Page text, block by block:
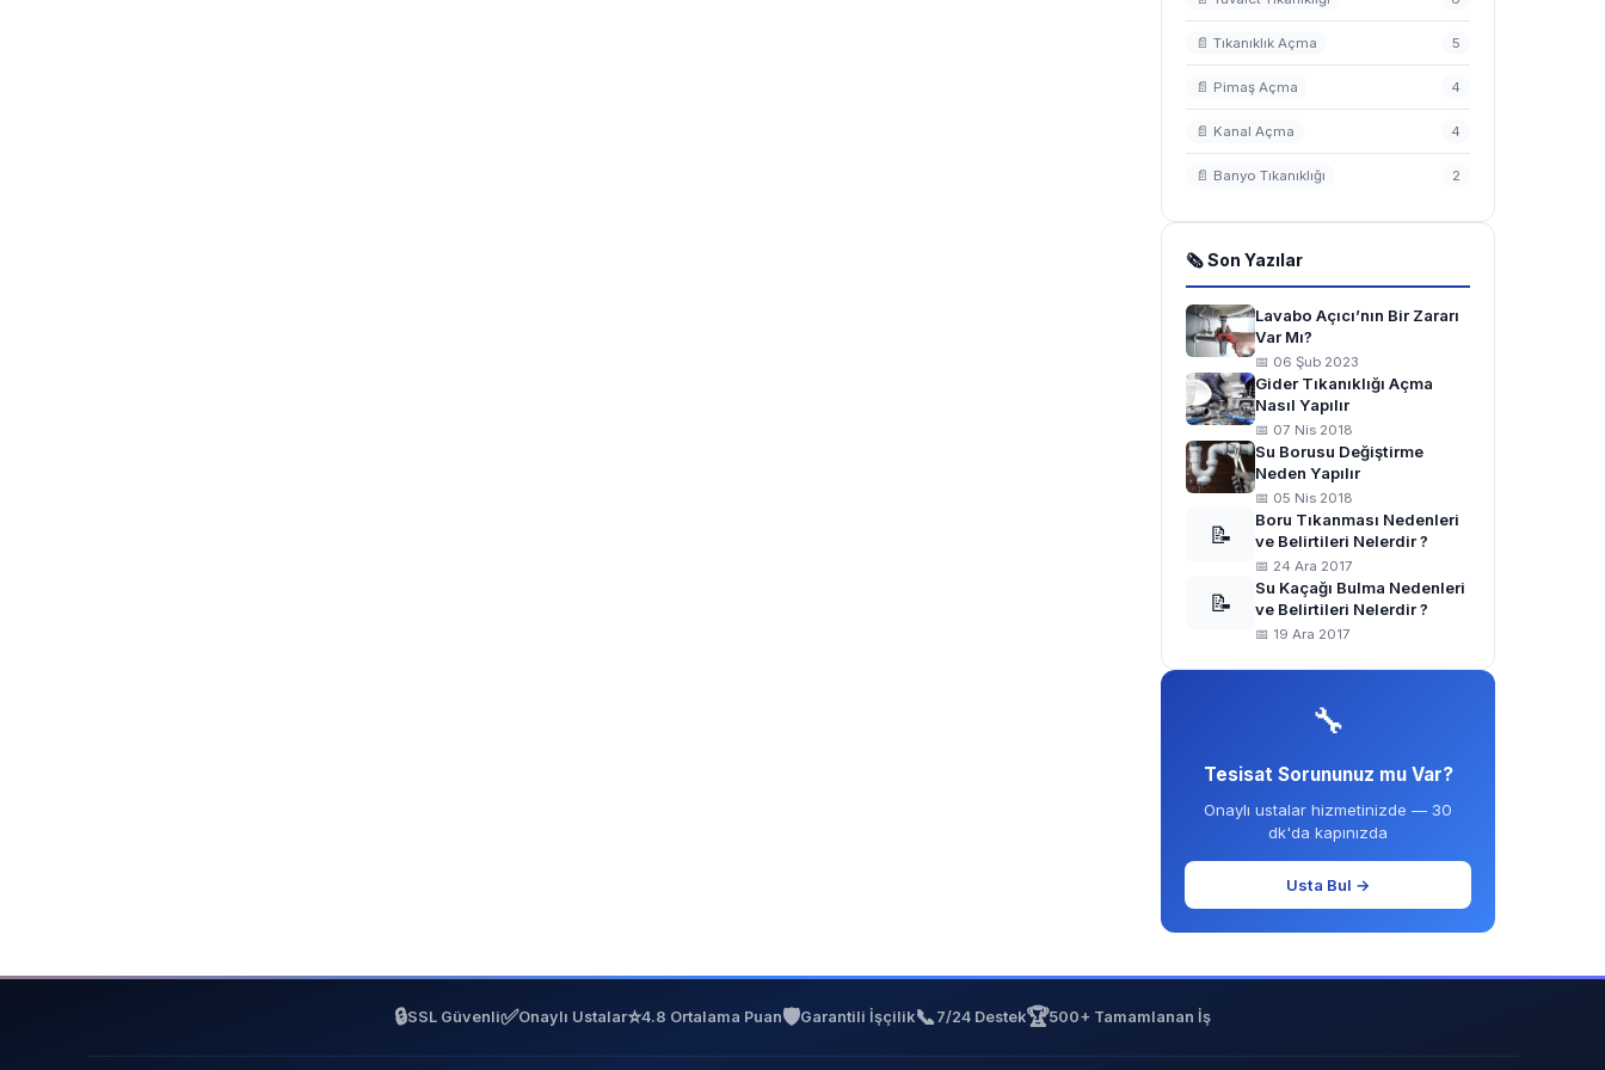
📄 Tıkanıklık Açma 5
📄 Pimaş Açma 4
📄 Kanal Açma 4
📄 Banyo Tıkanıklığı 2
🗞 Son Yazılar
Lavabo Açıcı’nın Bir Zararı
Var Mı?
📅 06 Şub 2023
Gider Tıkanıklığı Açma
Nasıl Yapılır
📅 07 Nis 2018
Su Borusu Değiştirme
Neden Yapılır
📅 05 Nis 2018
📝
Boru Tıkanması Nedenleri
ve Belirtileri Nelerdir ?
📅 24 Ara 2017
📝
Su Kaçağı Bulma Nedenleri
ve Belirtileri Nelerdir ?
📅 19 Ara 2017
🔧
Tesisat Sorununuz mu Var?
Onaylı ustalar hizmetinizde — 30
dk'da kapınızda
Usta Bul →
🔒SSL Güvenli✅Onaylı Ustalar⭐4.8 Ortalama Puan🛡️Garantili İşçilik📞 7/24 Destek🏆500+ Tamamlanan İş